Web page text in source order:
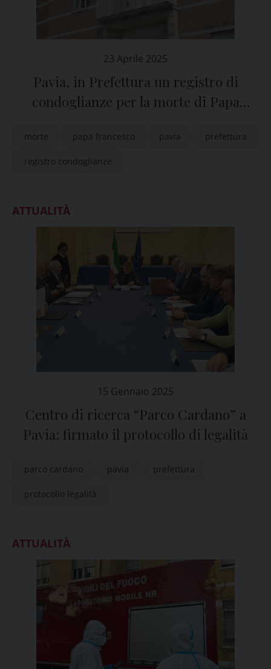
23 Aprile 2025
Pavia, in Prefettura un registro di
condoglianze per la morte di Papa
morte papa francesco pavia prefettura
registro condoglianze
ATTUALITÀ
15 Gennaio 2025
Centro di ricerca “Parco Cardano” a
Pavia: firmato il protocollo di legalità
parco cardano pavia prefettura
protocollo legalità
ATTUALITÀ